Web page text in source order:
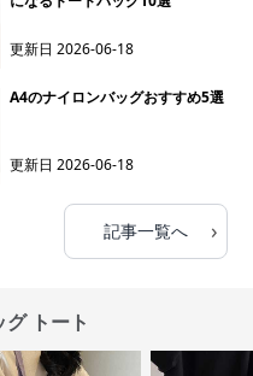
更新日2026-06-18
A4のナイロンバッグおすすめ5選
更新日2026-06-18
記事一覧へ ›
トート